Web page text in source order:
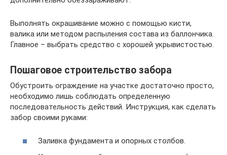
Выполнять окрашивание можно с помощью кисти,
валика или методом распыления состава из баллончика.
Главное – выбрать средство с хорошей укрывистостью.
Пошаговое строительство забора
Обустроить ограждение на участке достаточно просто,
необходимо лишь соблюдать определенную
последовательность действий. Инструкция, как сделать
забор своими руками:
Заливка фундамента и опорных столбов.